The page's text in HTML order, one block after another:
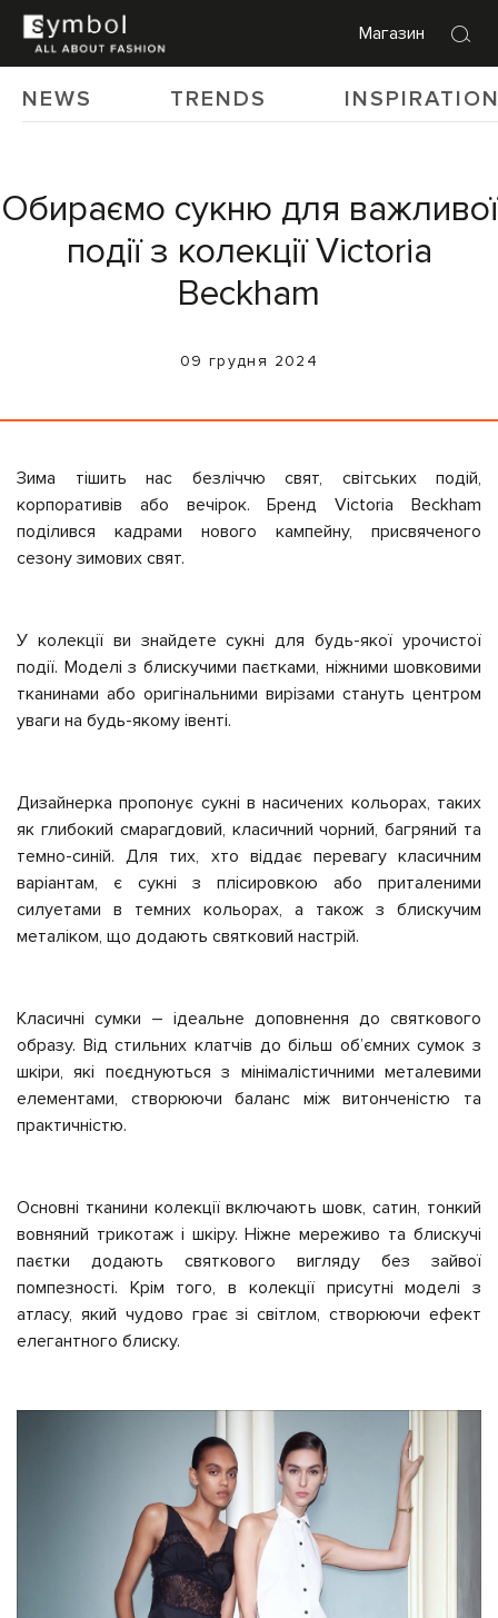
Магазин
NEWS TRENDS
Обираємо сукню для важливої
події з колекції Victoria
Beckham
09 грудня 2024
Зима
тішить нас безліччю свят, світських подій,
корпоративів або вечірок. Бренд Victoria Beckham
поділився кадрами нового кампейну, присвяченого
сезону зимових свят.
У колекції ви знайдете сукні для будь-якої урочистої
події. Моделі з блискучими паєтками, ніжними шовковими
тканинами або оригінальними вирізами стануть центром
уваги на будь-якому івенті.
Дизайнерка пропонує сукні в насичених кольорах, таких
як глибокий смарагдовий, класичний чорний, багряний та
темно-синій. Для тих, хто віддає перевагу класичним
варіантам, є сукні з плісировкою або приталеними
силуетами в темних кольорах, а також з блискучим
металіком, що додають святковий настрій.
Класичні сумки – ідеальне доповнення до святкового
образу. Від стильних клатчів до більш об’ємних сумок з
шкіри, які поєднуються з мінімалістичними металевими
елементами, створюючи баланс між витонченістю та
практичністю.
Основні тканини колекції включають шовк, сатин, тонкий
вовняний трикотаж і шкіру. Ніжне мереживо та блискучі
паєтки додають святкового вигляду без зайвої
помпезності. Крім того, в колекції присутні моделі з
атласу, який чудово грає зі світлом, створюючи ефект
елегантного блиску.